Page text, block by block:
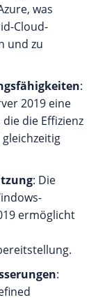
was
Cloud-
und zu
:
2019 eine
die Effizienz
: Die
ermöglicht
: